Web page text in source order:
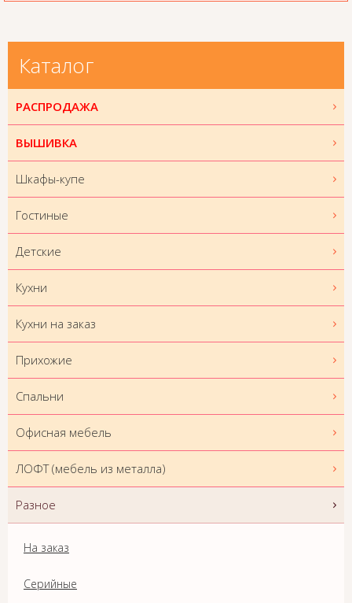
Каталог
РАСПРОДАЖА
ВЫШИВКА
Шкафы-купе
Гостиные
Детские
Кухни
Кухни на заказ
Прихожие
Спальни
Офисная мебель
ЛОФТ (мебель из металла)
Разное
На заказ
Серийные